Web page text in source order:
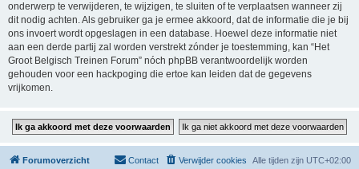
onderwerp te verwijderen, te wijzigen, te sluiten of te verplaatsen wanneer zij
dit nodig achten. Als gebruiker ga je ermee akkoord, dat de informatie die je bij
ons invoert wordt opgeslagen in een database. Hoewel deze informatie niet
aan een derde partij zal worden verstrekt zónder je toestemming, kan “Het
Groot Belgisch Treinen Forum” nóch phpBB verantwoordelijk worden
gehouden voor een hackpoging die ertoe kan leiden dat de gegevens
vrijkomen.
Forumoverzicht Alle tijden zijn UTC+02:00
Verwijder cookies
Contact